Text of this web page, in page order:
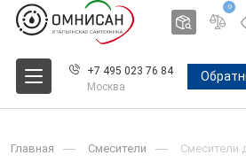
0
+7 495 023 76 84
Москва
Главная Смесители Смесители